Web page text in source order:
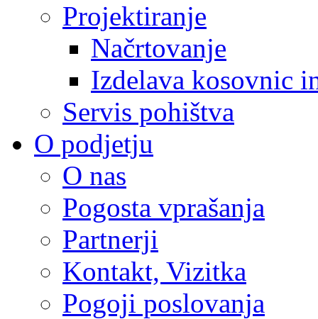
Projektiranje
Načrtovanje
Izdelava kosovnic
Servis pohištva
O podjetju
O nas
Pogosta vprašanja
Partnerji
Kontakt, Vizitka
Pogoji poslovanja